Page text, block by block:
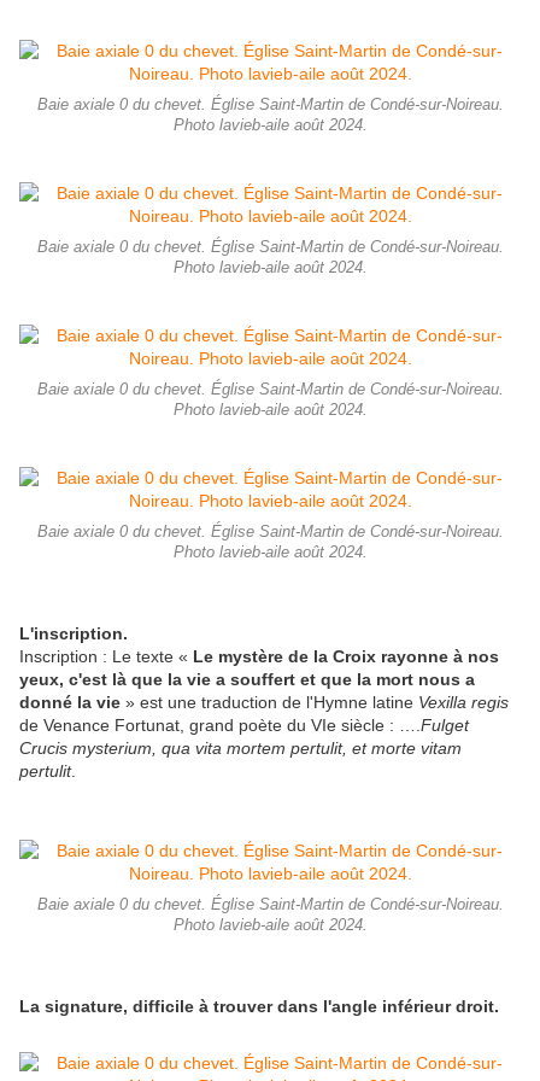
Baie axiale 0 du chevet. Église Saint-Martin de Condé-sur-Noireau.
Photo lavieb-aile août 2024.
Baie axiale 0 du chevet. Église Saint-Martin de Condé-sur-Noireau.
Photo lavieb-aile août 2024.
Baie axiale 0 du chevet. Église Saint-Martin de Condé-sur-Noireau.
Photo lavieb-aile août 2024.
Baie axiale 0 du chevet. Église Saint-Martin de Condé-sur-Noireau.
Photo lavieb-aile août 2024.
L'inscription.
Inscription : Le texte « Le mystère de la Croix rayonne à nos
yeux, c'est là que la vie a souffert et que la mort nous a
donné la vie » est une traduction de l'Hymne latine Vexilla regis
de Venance Fortunat, grand poète du VIe siècle : ….Fulget
Crucis mysterium, qua vita mortem pertulit, et morte vitam
pertulit.
Baie axiale 0 du chevet. Église Saint-Martin de Condé-sur-Noireau.
Photo lavieb-aile août 2024.
La signature, difficile à trouver dans l'angle inférieur droit.